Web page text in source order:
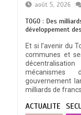
août 5, 2026
TOGO : Des
développement
Et si l’avenir du
communes et
mécanismes
gouvernement
milliards de
ACTUALITE